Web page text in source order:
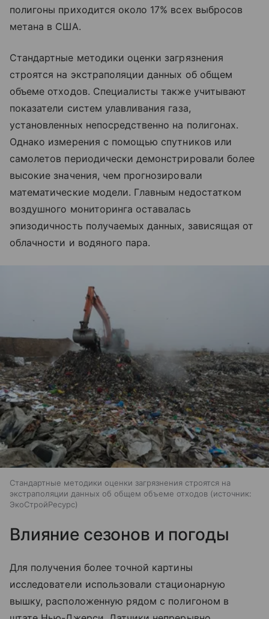
полигоны приходится около 17% всех выбросов
метана в США.
Стандартные методики оценки загрязнения
строятся на экстраполяции данных об общем
объеме отходов. Специалисты также учитывают
показатели систем улавливания газа,
установленных непосредственно на полигонах.
Однако измерения с помощью спутников или
самолетов периодически демонстрировали более
высокие значения, чем прогнозировали
математические модели. Главным недостатком
воздушного мониторинга оставалась
эпизодичность получаемых данных, зависящая от
облачности и водяного пара.
Стандартные методики оценки загрязнения строятся на
экстраполяции данных об общем объеме отходов
источник:
ЭкоСтройРесурс
Влияние сезонов и погоды
Для получения более точной картины
исследователи использовали стационарную
вышку, расположенную рядом с полигоном в